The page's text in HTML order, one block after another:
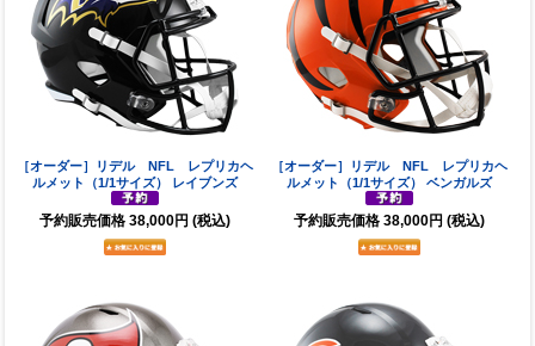
［オーダー］リデル NFL レプリカヘ
ルメット（1/1サイズ） レイブンズ
予約販売価格 38,000円 (税込)
［オーダー］リデル NFL レプリカヘ
ルメット（1/1サイズ） ベンガルズ
予約販売価格 38,000円 (税込)